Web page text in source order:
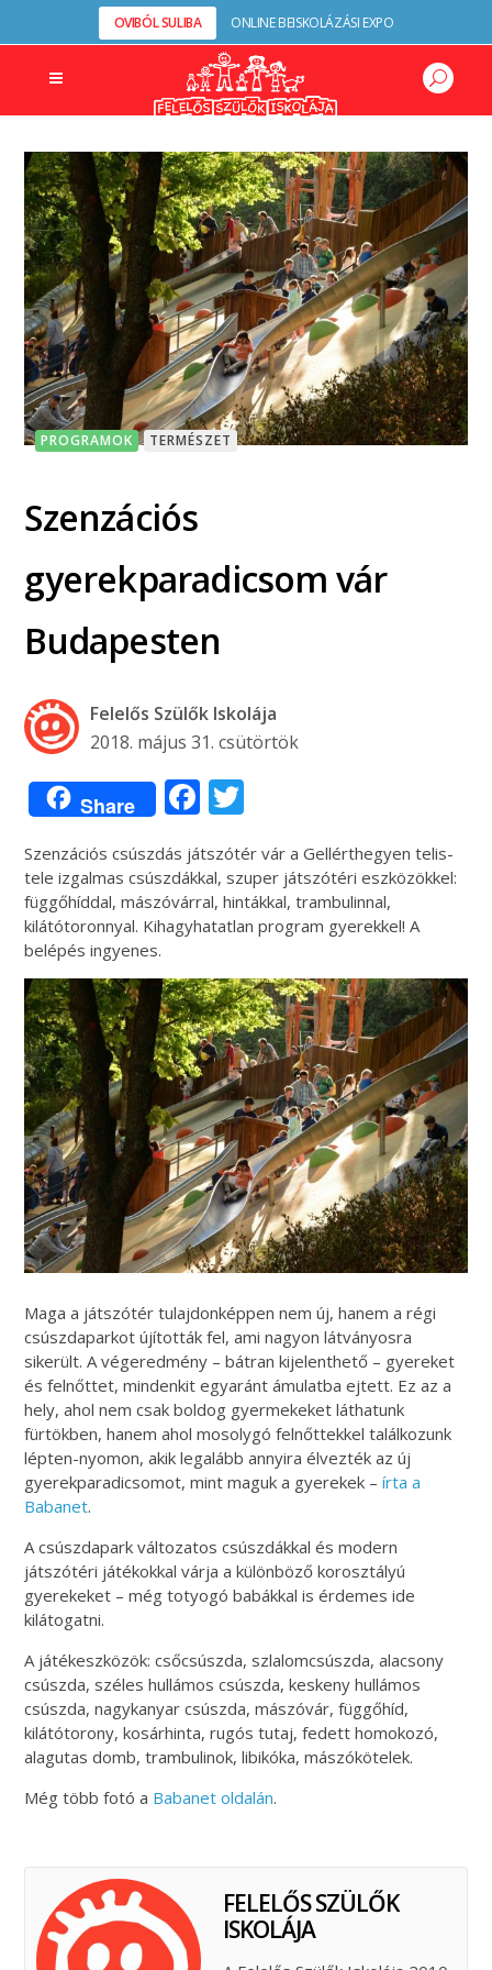
OVIBÓL SULIBA ONLINE BEISKOLÁZÁSI EXPO
PROGRAMOK TERMÉSZET
Szenzációs
gyerekparadicsom vár
Budapesten
Felelős Szülők Iskolája
2018. május 31. csütörtök
Share Facebook
Szenzációs csúszdás játszótér vár a Gellérthegyen telis-
tele izgalmas csúszdákkal, szuper játszótéri eszközökkel:
függőhíddal, mászóvárral, hintákkal, trambulinnal,
kilátótoronnyal. Kihagyhatatlan program gyerekkel! A
belépés ingyenes.
Maga a játszótér tulajdonképpen nem új, hanem a régi
csúszdaparkot újították fel, ami nagyon látványosra
sikerült. A végeredmény – bátran kijelenthető – gyereket
és felnőttet, mindenkit egyaránt ámulatba ejtett. Ez az a
hely, ahol nem csak boldog gyermekeket láthatunk
fürtökben, hanem ahol mosolygó felnőttekkel találkozunk
lépten-nyomon, akik legalább annyira élvezték az új
gyerekparadicsomot, mint maguk a gyerekek –írta a
Babanet.
A csúszdapark változatos csúszdákkal és modern
játszótéri játékokkal várja a különböző korosztályú
gyerekeket – még totyogó babákkal is érdemes ide
kilátogatni.​
A játékeszközök: csőcsúszda, szlalomcsúszda, alacsony
csúszda, széles hullámos csúszda, keskeny hullámos
csúszda, nagykanyar csúszda, mászóvár, függőhíd,
kilátótorony, kosárhinta, rugós tutaj, fedett homokozó,
alagutas domb, trambulinok, libikóka, mászókötelek.
Még több fotó a Babanet oldalán.
FELELŐS SZÜLŐK
ISKOLÁJA